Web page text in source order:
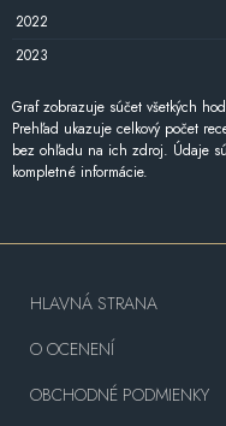
2022
2023
Graf zobrazuje súčet všetkých
Prehľad ukazuje celkový počet
bez ohľadu na ich zdroj. Údaje
kompletné informácie.
HLAVNÁ STRANA
O OCENENÍ
OBCHODNÉ PODMIENKY